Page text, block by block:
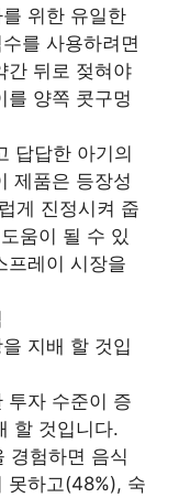
위한 유일한
를 사용하려면
간 뒤로 젖혀야
를 양쪽 콧구멍
답답한 아기의
제품은 등장성
게 진정시켜 줍
움이 될 수 있
프레이 시장을
지배 할 것입
투자 수준이 증
할 것입니다.
경험하면 음식
못하고(48%), 숙